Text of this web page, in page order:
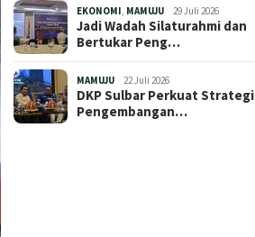
EKONOMI MAMUJU 29 Juli 2026
Jadi Wadah Silaturahmi dan
Bertukar Peng…
MAMUJU 22 Juli 2026
DKP Sulbar Perkuat Strategi
Pengembangan…